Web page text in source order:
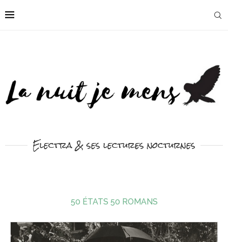
Electra & ses lectures nocturnes
50 ÉTATS 50 ROMANS